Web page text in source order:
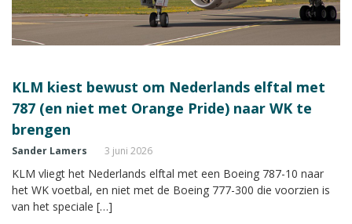
KLM kiest bewust om Nederlands elftal met
787 (en niet met Orange Pride) naar WK te
brengen
Sander Lamers 3 juni 2026
KLM vliegt het Nederlands elftal met een Boeing 787-10 naar
het WK voetbal, en niet met de Boeing 777-300 die voorzien is
van het speciale […]